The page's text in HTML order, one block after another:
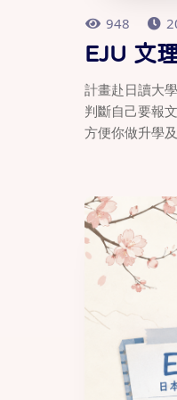
948
EJU 文
計畫赴日讀大
判斷自己要報
方便你做升學及